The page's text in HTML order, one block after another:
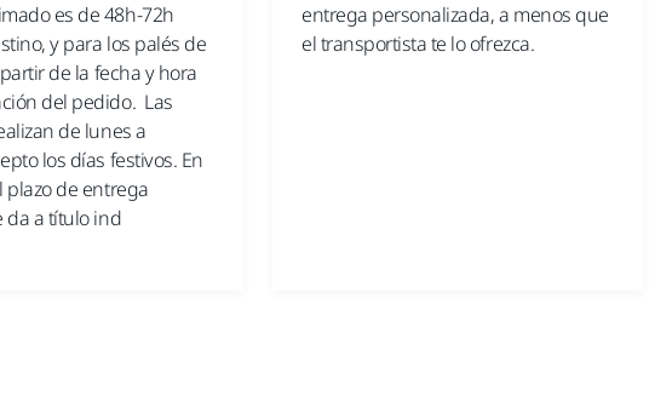
es de 48h-72h
y para los palés de
de la fecha y hora
del pedido. Las
de lunes a
los días festivos. En
plazo de entrega
da a título ind
entrega personalizada, a menos que
el transportista te lo ofrezca.